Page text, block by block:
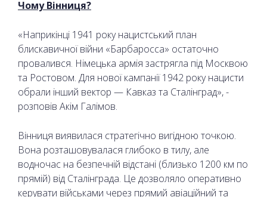
Чому Вінниця?
«Наприкінці 1941 року нацистський план
блискавичної війни «Барбаросса» остаточно
провалився. Німецька армія застрягла під Москвою
та Ростовом. Для нової кампанії 1942 року нацисти
обрали інший вектор — Кавказ та Сталінград», -
розповів Акім Галімов.
Вінниця виявилася стратегічно вигідною точкою.
Вона розташовувалася глибоко в тилу, але
водночас на безпечній відстані (близько 1200 км по
прямій) від Сталінграда. Це дозволяло оперативно
керувати військами через прямий авіаційний та